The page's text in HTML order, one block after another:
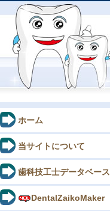
ホーム
当サイトについて
歯科技工士データベース
DentalZaikoMaker